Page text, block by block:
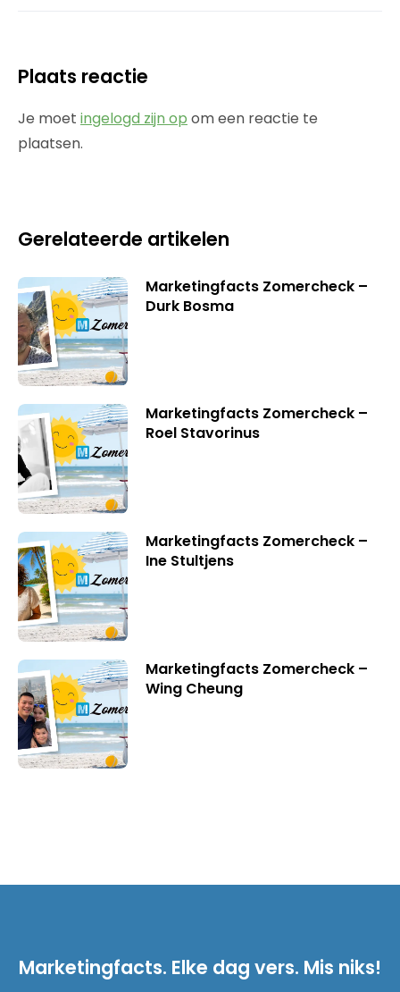
Plaats reactie
Je moet ingelogd zijn op om een reactie te
plaatsen.
Gerelateerde artikelen
Marketingfacts Zomercheck –
Durk Bosma
Marketingfacts Zomercheck –
Roel Stavorinus
Marketingfacts Zomercheck –
Ine Stultjens
Marketingfacts Zomercheck –
Wing Cheung
Marketingfacts. Elke dag vers. Mis niks!